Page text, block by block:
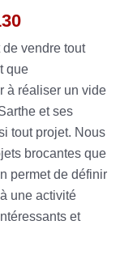
de vendre tout
que
à réaliser un vide
et ses
tout projet. Nous
brocantes que
permet de définir
une activité
et